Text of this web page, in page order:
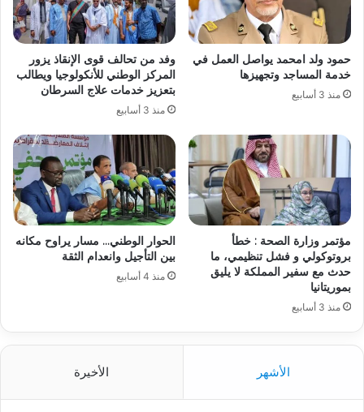
حمود ولد امحمد يواصل العمل في
خدمة المساجد وتجهيزها
منذ 3 أسابيع
وفد من تحالف قوى الإنقاذ يزور
المركز الوطني للأنكولوجيا ويطالب
بتعزيز خدمات علاج السرطان
منذ 3 أسابيع
مؤتمر وزارة الصحة : خطأ
بروتوكولي و فشل تنظيمي، ما
حدث مع سفير المملكة لا يليق
بموريتانيا
منذ 3 أسابيع
الحوار الوطني… مسار يراوح مكانه
بين التأجيل وانعدام الثقة
منذ 4 أسابيع
الأشهر الأخيرة